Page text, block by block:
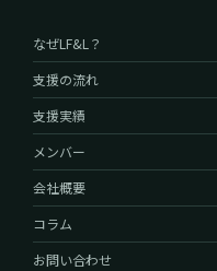
なぜLF&L？
支援の流れ
支援実績
メンバー
会社概要
コラム
お問い合わせ